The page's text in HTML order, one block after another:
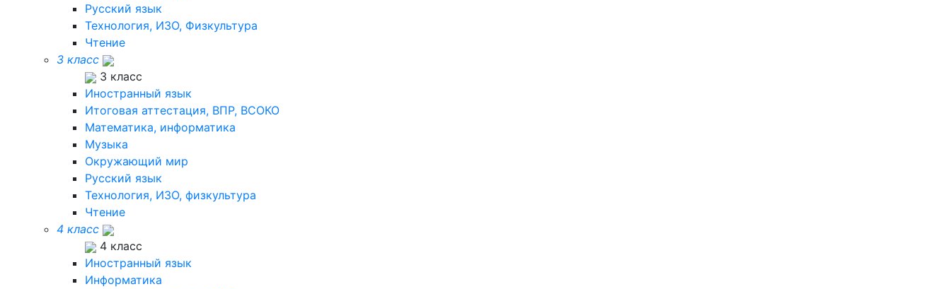
Русский язык
Технология, ИЗО, Физкультура
Чтение
3 класс
3 класс
Иностранный язык
Итоговая аттестация, ВПР, ВСОКО
Математика, информатика
Музыка
Окружающий мир
Русский язык
Технология, ИЗО, физкультура
Чтение
4 класс
4 класс
Иностранный язык
Информатика